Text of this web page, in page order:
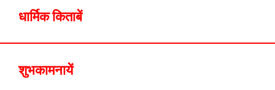
धार्मिक किताबें
शुभकामनायें